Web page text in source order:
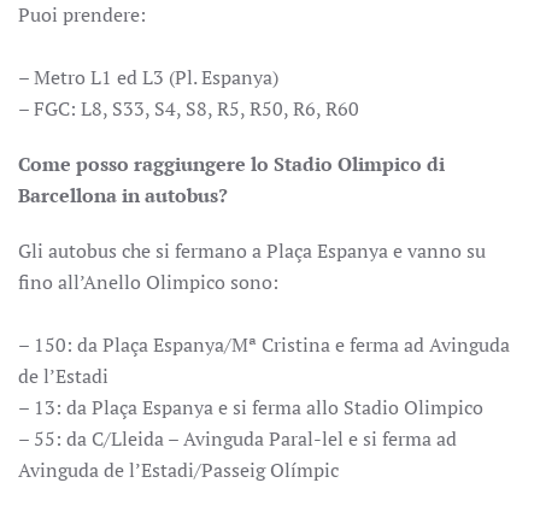
Puoi prendere:
– Metro L1 ed L3 (Pl. Espanya)
– FGC: L8, S33, S4, S8, R5, R50, R6, R60
Come posso raggiungere lo Stadio Olimpico di
Barcellona in autobus?
Gli autobus che si fermano a Plaça Espanya e vanno su
fino all’Anello Olimpico sono:
– 150: da Plaça Espanya/Mª Cristina e ferma ad Avinguda
de l’Estadi
– 13: da Plaça Espanya e si ferma allo Stadio Olimpico
– 55: da C/Lleida – Avinguda Paral-lel e si ferma ad
Avinguda de l’Estadi/Passeig Olímpic